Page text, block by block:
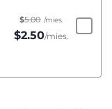
$5.00 /mies.
$2.50/mies.